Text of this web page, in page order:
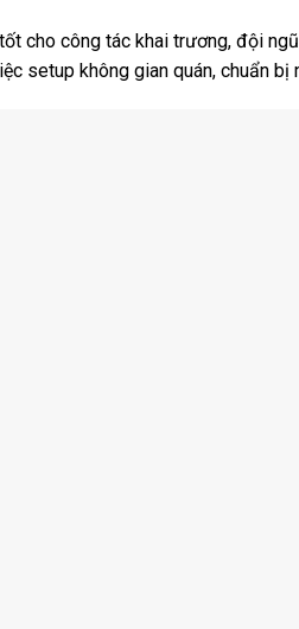
cho công tác khai trương, đội
setup không gian quán, chuẩn